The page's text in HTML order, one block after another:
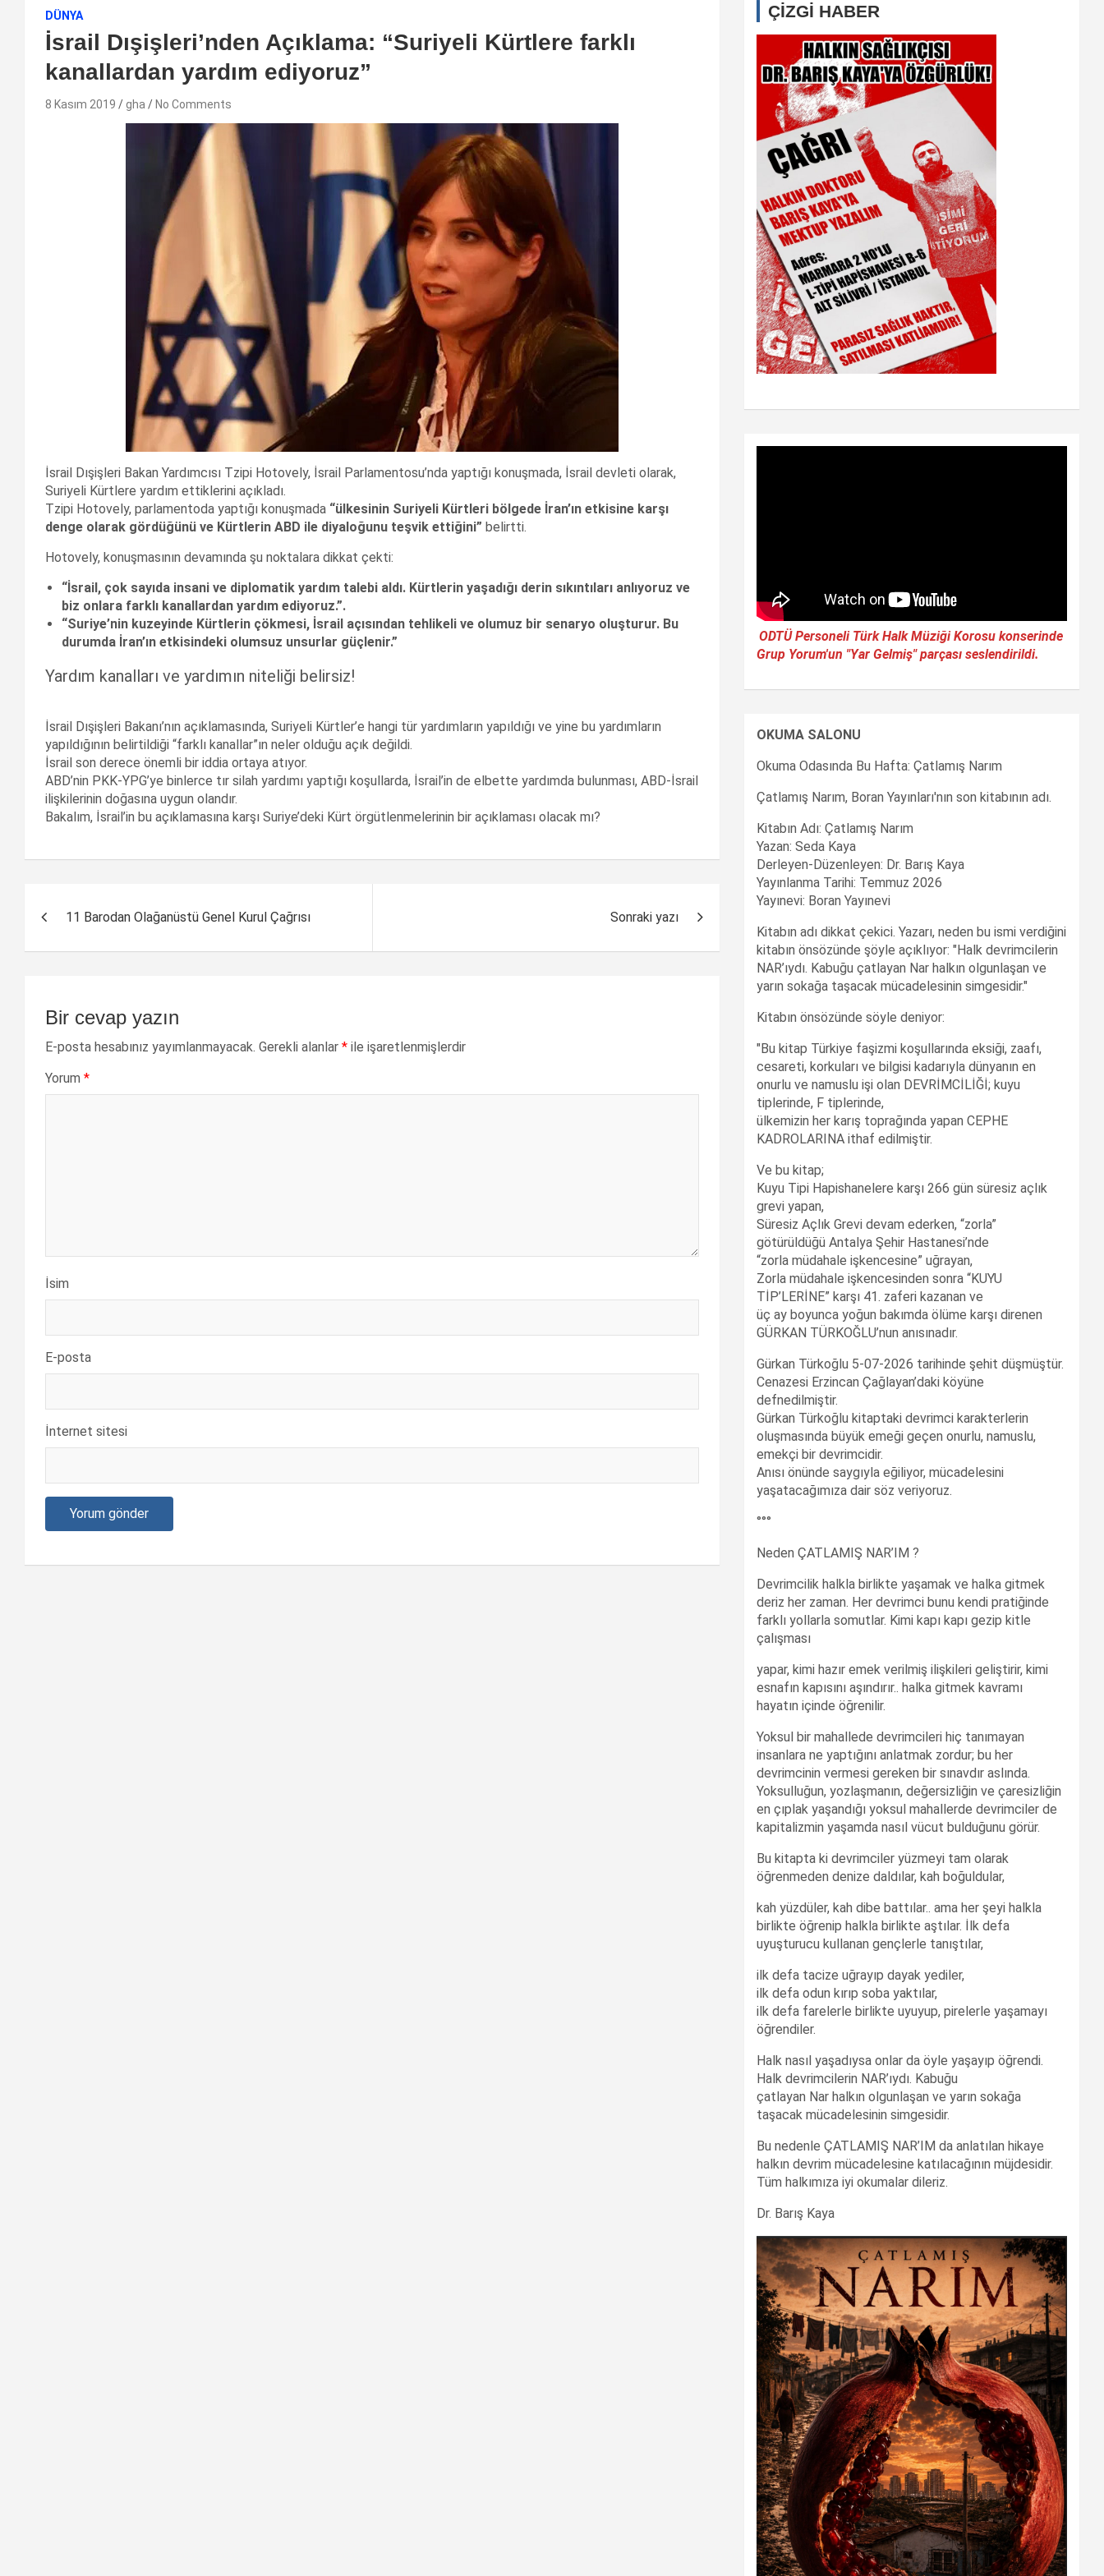
DÜNYA
İsrail Dışişleri’nden Açıklama: “Suriyeli Kürtlere farklı
kanallardan yardım ediyoruz”
8 Kasım 2019 gha No Comments
İsrail Dışişleri Bakan Yardımcısı Tzipi Hotovely, İsrail Parlamentosu’nda yaptığı konuşmada, İsrail devleti olarak,
Suriyeli Kürtlere yardım ettiklerini açıkladı.
Tzipi Hotovely, parlamentoda yaptığı konuşmada “ülkesinin Suriyeli Kürtleri bölgede İran’ın etkisine karşı
denge olarak gördüğünü ve Kürtlerin ABD ile diyaloğunu teşvik ettiğini” belirtti.
Hotovely, konuşmasının devamında şu noktalara dikkat çekti:
“İsrail, çok sayıda insani ve diplomatik yardım talebi aldı. Kürtlerin yaşadığı derin sıkıntıları anlıyoruz ve
biz onlara farklı kanallardan yardım ediyoruz.”.
“Suriye’nin kuzeyinde Kürtlerin çökmesi, İsrail açısından tehlikeli ve olumuz bir senaryo oluşturur. Bu
durumda İran’ın etkisindeki olumsuz unsurlar güçlenir.”
Yardım kanalları ve yardımın niteliği belirsiz!
İsrail Dışişleri Bakanı’nın açıklamasında, Suriyeli Kürtler’e hangi tür yardımların yapıldığı ve yine bu yardımların
yapıldığının belirtildiği “farklı kanallar”ın neler olduğu açık değildi.
İsrail son derece önemli bir iddia ortaya atıyor.
ABD’nin PKK-YPG’ye binlerce tır silah yardımı yaptığı koşullarda, İsrail’in de elbette yardımda bulunması, ABD-İsrail
ilişkilerinin doğasına uygun olandır.
Bakalım, İsrail’in bu açıklamasına karşı Suriye’deki Kürt örgütlenmelerinin bir açıklaması olacak mı?
11 Barodan Olağanüstü Genel Kurul Çağrısı Sonraki yazı
Bir cevap yazın
E-posta hesabınız yayımlanmayacak. Gerekli alanlar * ile işaretlenmişlerdir
Yorum *
İsim
E-posta
İnternet sitesi
ÇİZGİ HABER
ODTÜ Personeli Türk Halk Müziği Korosu konserinde
Grup Yorum'un "Yar Gelmiş" parçası seslendirildi.
OKUMA SALONU
Okuma Odasında Bu Hafta: Çatlamış Narım
Çatlamış Narım, Boran Yayınları'nın son kitabının adı.
Kitabın Adı: Çatlamış Narım
Yazan: Seda Kaya
Derleyen-Düzenleyen: Dr. Barış Kaya
Yayınlanma Tarihi: Temmuz 2026
Yayınevi: Boran Yayınevi
Kitabın adı dikkat çekici. Yazarı, neden bu ismi verdiğini
kitabın önsözünde şöyle açıklıyor: "Halk devrimcilerin
NAR’ıydı. Kabuğu çatlayan Nar halkın olgunlaşan ve
yarın sokağa taşacak mücadelesinin simgesidir."
Kitabın önsözünde söyle deniyor:
"Bu kitap Türkiye faşizmi koşullarında eksiği, zaafı,
cesareti, korkuları ve bilgisi kadarıyla dünyanın en
onurlu ve namuslu işi olan DEVRİMCİLİĞİ; kuyu
tiplerinde, F tiplerinde,
ülkemizin her karış toprağında yapan CEPHE
KADROLARINA ithaf edilmiştir.
Ve bu kitap;
Kuyu Tipi Hapishanelere karşı 266 gün süresiz açlık
grevi yapan,
Süresiz Açlık Grevi devam ederken, “zorla”
götürüldüğü Antalya Şehir Hastanesi’nde
“zorla müdahale işkencesine” uğrayan,
Zorla müdahale işkencesinden sonra “KUYU
TİP’LERİNE” karşı 41. zaferi kazanan ve
üç ay boyunca yoğun bakımda ölüme karşı direnen
GÜRKAN TÜRKOĞLU’nun anısınadır.
Gürkan Türkoğlu 5-07-2026 tarihinde şehit düşmüştür.
Cenazesi Erzincan Çağlayan’daki köyüne
defnedilmiştir.
Gürkan Türkoğlu kitaptaki devrimci karakterlerin
oluşmasında büyük emeği geçen onurlu, namuslu,
emekçi bir devrimcidir.
Anısı önünde saygıyla eğiliyor, mücadelesini
yaşatacağımıza dair söz veriyoruz.
°°°
Neden ÇATLAMIŞ NAR’IM ?
Devrimcilik halkla birlikte yaşamak ve halka gitmek
deriz her zaman. Her devrimci bunu kendi pratiğinde
farklı yollarla somutlar. Kimi kapı kapı gezip kitle
çalışması
yapar, kimi hazır emek verilmiş ilişkileri geliştirir, kimi
esnafın kapısını aşındırır.. halka gitmek kavramı
hayatın içinde öğrenilir.
Yoksul bir mahallede devrimcileri hiç tanımayan
insanlara ne yaptığını anlatmak zordur; bu her
devrimcinin vermesi gereken bir sınavdır aslında.
Yoksulluğun, yozlaşmanın, değersizliğin ve çaresizliğin
en çıplak yaşandığı yoksul mahallerde devrimciler de
kapitalizmin yaşamda nasıl vücut bulduğunu görür.
Bu kitapta ki devrimciler yüzmeyi tam olarak
öğrenmeden denize daldılar, kah boğuldular,
kah yüzdüler, kah dibe battılar.. ama her şeyi halkla
birlikte öğrenip halkla birlikte aştılar. İlk defa
uyuşturucu kullanan gençlerle tanıştılar,
ilk defa tacize uğrayıp dayak yediler,
ilk defa odun kırıp soba yaktılar,
ilk defa farelerle birlikte uyuyup, pirelerle yaşamayı
öğrendiler.
Halk nasıl yaşadıysa onlar da öyle yaşayıp öğrendi.
Halk devrimcilerin NAR’ıydı. Kabuğu
çatlayan Nar halkın olgunlaşan ve yarın sokağa
taşacak mücadelesinin simgesidir.
Bu nedenle ÇATLAMIŞ NAR’IM da anlatılan hikaye
halkın devrim mücadelesine katılacağının müjdesidir.
Tüm halkımıza iyi okumalar dileriz.
Dr. Barış Kaya